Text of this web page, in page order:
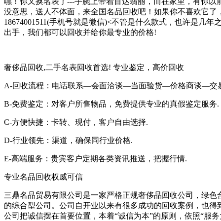
没意思，送人不体面，来全国名品回收吧！如果你不喜欢它
18674001511(手机号就是微信)<不管是什么款式，也许是几
出手，我们都可以回收并给你最专业的价格!
奢侈品回收,二手名表回收首选! 专业鉴定，高价回收
A-回收流程：电话联系—会面洽谈—当面验货—价格商谈—交
B-免费鉴定：对客户所售物品，免费提供专业的真假鉴定服务.
C-方便快捷：卡转、现付，客户自由选择.
D-行业领先：渠道，确保同行业价格.
E-高端服务：贵宾客户定期各类资讯推送，把握行情.
专业名品回收权威可信
三鼎名品贸易有限公司是一家严格正规奢侈品回收公司，绿
的综合型公司。公司自开业以来有很多成功的回收案例，也
公司把诚信摆在首要位置，本着“诚信为本”的原则，依照“服